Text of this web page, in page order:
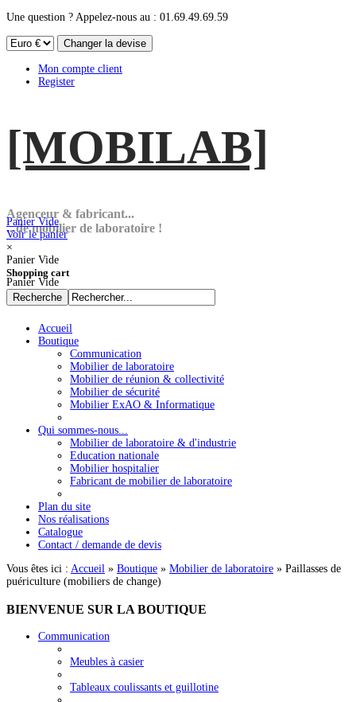
Une question ? Appelez-nous au : 01.69.49.69.59
Mon compte client
Register
[MOBILAB]
Agenceur & fabricant...
...de mobilier de laboratoire !
Panier Vide
Voir le panier
×
Panier Vide
Shopping cart
Panier Vide
Accueil
Boutique
Communication
Mobilier de laboratoire
Mobilier de réunion & collectivité
Mobilier de sécurité
Mobilier ExAO & Informatique
Qui sommes-nous...
Mobilier de laboratoire & d'industrie
Education nationale
Mobilier hospitalier
Fabricant de mobilier de laboratoire
Plan du site
Nos réalisations
Catalogue
Contact / demande de devis
Vous êtes ici : Accueil » Boutique » Mobilier de laboratoire » Paillasses de
puériculture (mobiliers de change)
BIENVENUE SUR LA BOUTIQUE
Communication
Meubles à casier
Tableaux coulissants et guillotine